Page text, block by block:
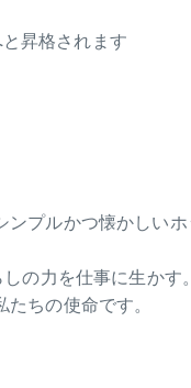
昇格されます
プルかつ懐かしい
の力を仕事に生か
ちの使命です。